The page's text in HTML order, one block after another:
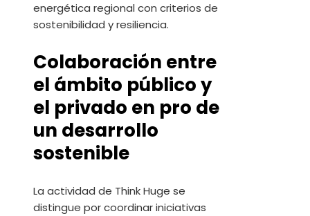
energética regional con criterios de
sostenibilidad y resiliencia.
Colaboración entre
el ámbito público y
el privado en pro de
un desarrollo
sostenible
La actividad de Think Huge se
distingue por coordinar iniciativas